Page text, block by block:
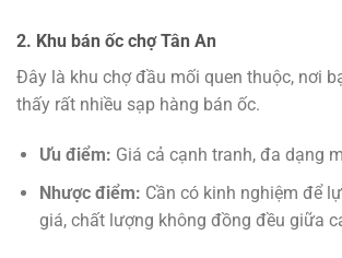
2. Khu bán ốc chợ Tân An
Đây là khu chợ đầu mối quen thuộc, nơi
thấy rất nhiều sạp hàng bán ốc.
Ưu điểm: Giá cả cạnh tranh, đa dạng
Nhược điểm: Cần có kinh nghiệm để
giá, chất lượng không đồng đều giữa